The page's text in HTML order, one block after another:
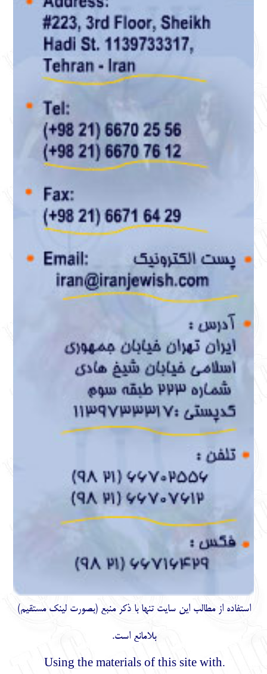
استفاده از مطالب اين سايت تنها با ذكر منبع (بصورت لینک مستقیم)
بلامانع است.
.Using the materials of this site with